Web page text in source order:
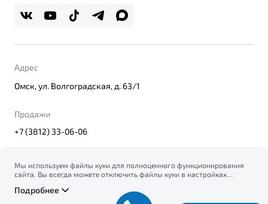
Адрес
Омск, ул. Волгоградская, д. 63/1
Продажи
+7 (3812) 33-06-06
© 2026
Политика конфиденциальности персональных данных
Мы используем файлы куки для полноценного функционирования
сайта. Вы всегда можете отключить файлы куки в настройках
на сбор и использование файлов куки, и подтверждаете
ознакомление с информацией по сбору, использованию и
Подробнее